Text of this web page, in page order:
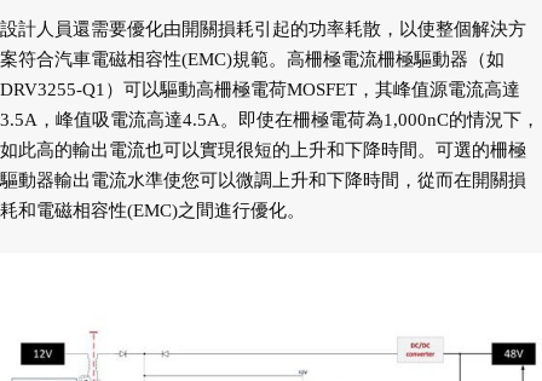
設計人員還需要優化由開關損耗引起的功率耗散，以使整個解決方
案符合汽車電磁相容性(EMC)規範。高柵極電流柵極驅動器（如
DRV3255-Q1）可以驅動高柵極電荷MOSFET，其峰值源電流高達
3.5A，峰值吸電流高達4.5A。即使在柵極電荷為1,000nC的情況下，
如此高的輸出電流也可以實現很短的上升和下降時間。可選的柵極
驅動器輸出電流水準使您可以微調上升和下降時間，從而在開關損
耗和電磁相容性(EMC)之間進行優化。